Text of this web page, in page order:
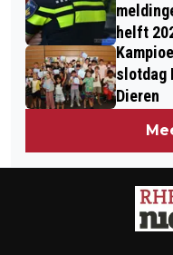
helft
slotdag
Dieren